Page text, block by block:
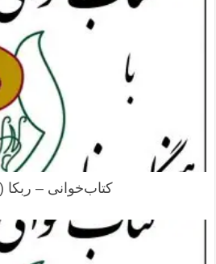
کتاب‌خوانی –